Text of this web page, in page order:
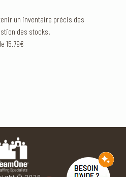
un inventaire précis des
des stocks.
15.79€